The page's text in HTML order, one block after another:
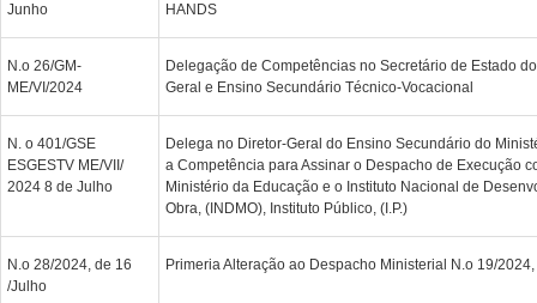
Junho
HANDS
N.o 26/GM-
ME/VI/2024
Delegação de Competências no Secretário de Estado
Geral e Ensino Secundário Técnico-Vocacional
N. o 401/GSE
ESGESTV ME/VII/
2024 8 de Julho
Delega no Diretor-Geral do Ensino Secundário do
a Competência para Assinar o Despacho de Execução
Ministério da Educação e o Instituto Nacional de
Obra, (INDMO), Instituto Público, (I.P.)
N.o 28/2024, de 16
/Julho
Primeria Alteração ao Despacho Ministerial N.o 19/